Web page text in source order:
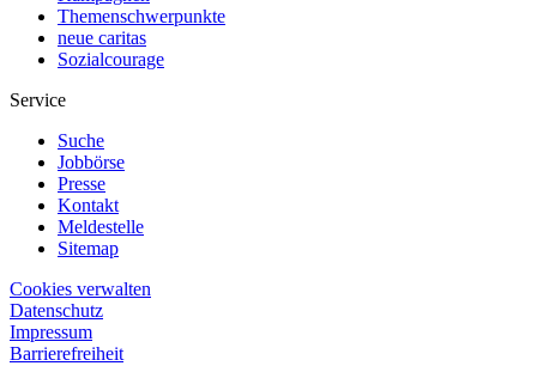
Themenschwerpunkte
neue caritas
Sozialcourage
Service
Suche
Jobbörse
Presse
Kontakt
Meldestelle
Sitemap
Cookies verwalten
Datenschutz
Impressum
Barrierefreiheit